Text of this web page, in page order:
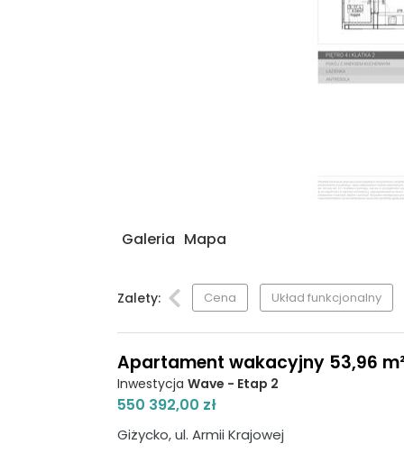
Galeria Mapa
Zalety: Cena Układ funkcjonalny
Apartament wakacyjny 53,96
Inwestycja Wave - Etap 2
550 392,00 zł
Giżycko, ul. Armii Krajowej